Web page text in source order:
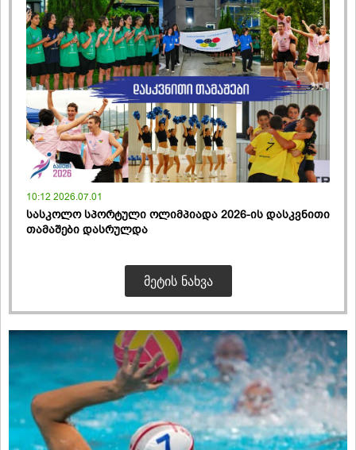
10:12 2026.07.01
სასკოლო სპორტული ოლიმპიადა 2026-ის დასკვნითი
თამაშები დასრულდა
ᲛᲔᲢᲘᲡ ᲜᲐᲮᲕᲐ